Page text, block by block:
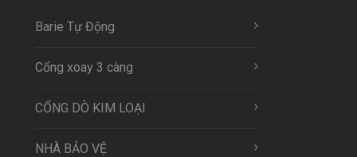
Barie Tự Động
Cổng xoay 3 càng
CỔNG DÒ KIM LOẠI
NHÀ BẢO VỆ